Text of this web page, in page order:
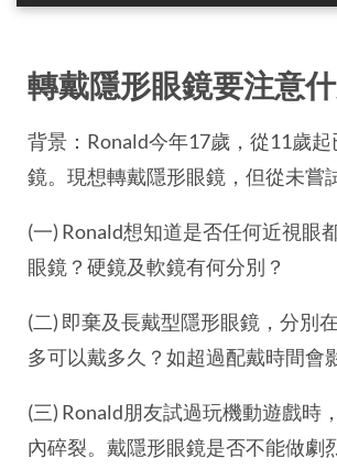
轉戴隱形眼鏡要注意
背景：Ronald今年17歲，從11歲
鏡。現想轉戴隱形眼鏡，但從未嘗
(一) Ronald想知道是否任何近視眼
眼鏡？硬鏡及軟鏡有何分別？
(二) 即棄及長戴型隱形眼鏡，分別
多可以戴多久？如超過配戴時間會
(三) Ronald朋友試過玩機動遊戲時
內碎裂。戴隱形眼鏡是否不能做劇